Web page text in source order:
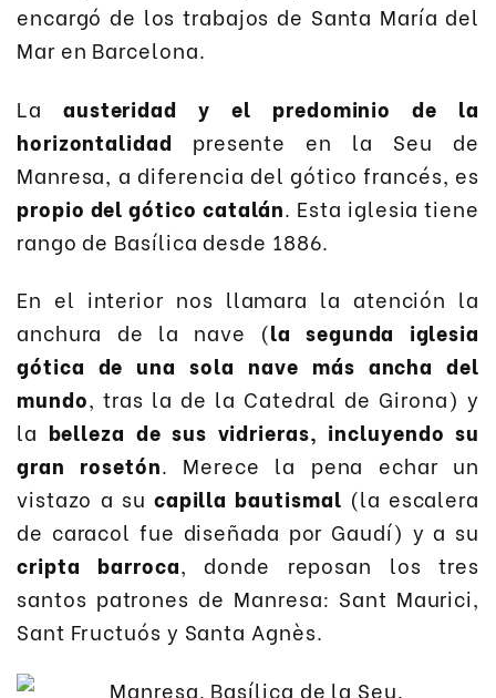
encargó de los trabajos de Santa María del
Mar en Barcelona.
La austeridad y el predominio de la
horizontalidad presente en la Seu de
Manresa, a diferencia del gótico francés, es
propio del gótico catalán. Esta iglesia tiene
rango de Basílica desde 1886.
En el interior nos llamara la atención la
anchura de la nave (la segunda iglesia
gótica de una sola nave más ancha del
mundo, tras la de la Catedral de Girona) y
la belleza de sus vidrieras, incluyendo su
gran rosetón. Merece la pena echar un
vistazo a su capilla bautismal (la escalera
de caracol fue diseñada por Gaudí) y a su
cripta barroca, donde reposan los tres
santos patrones de Manresa: Sant Maurici,
Sant Fructuós y Santa Agnès.